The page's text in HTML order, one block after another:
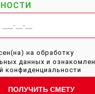
на обработку
данных и
конфиденциальности
ПОЛУЧИТЬ СМЕТУ